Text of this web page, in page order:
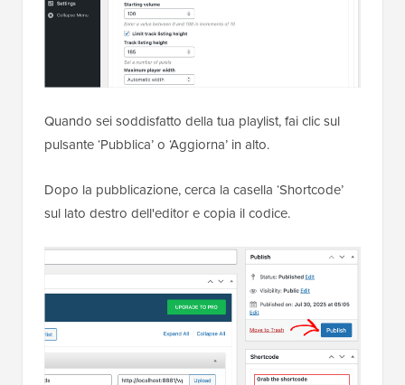
Quando sei soddisfatto della tua playlist, fai clic sul
pulsante ‘Pubblica’ o ‘Aggiorna’ in alto.
Dopo la pubblicazione, cerca la casella ‘Shortcode’
sul lato destro dell'editor e copia il codice.